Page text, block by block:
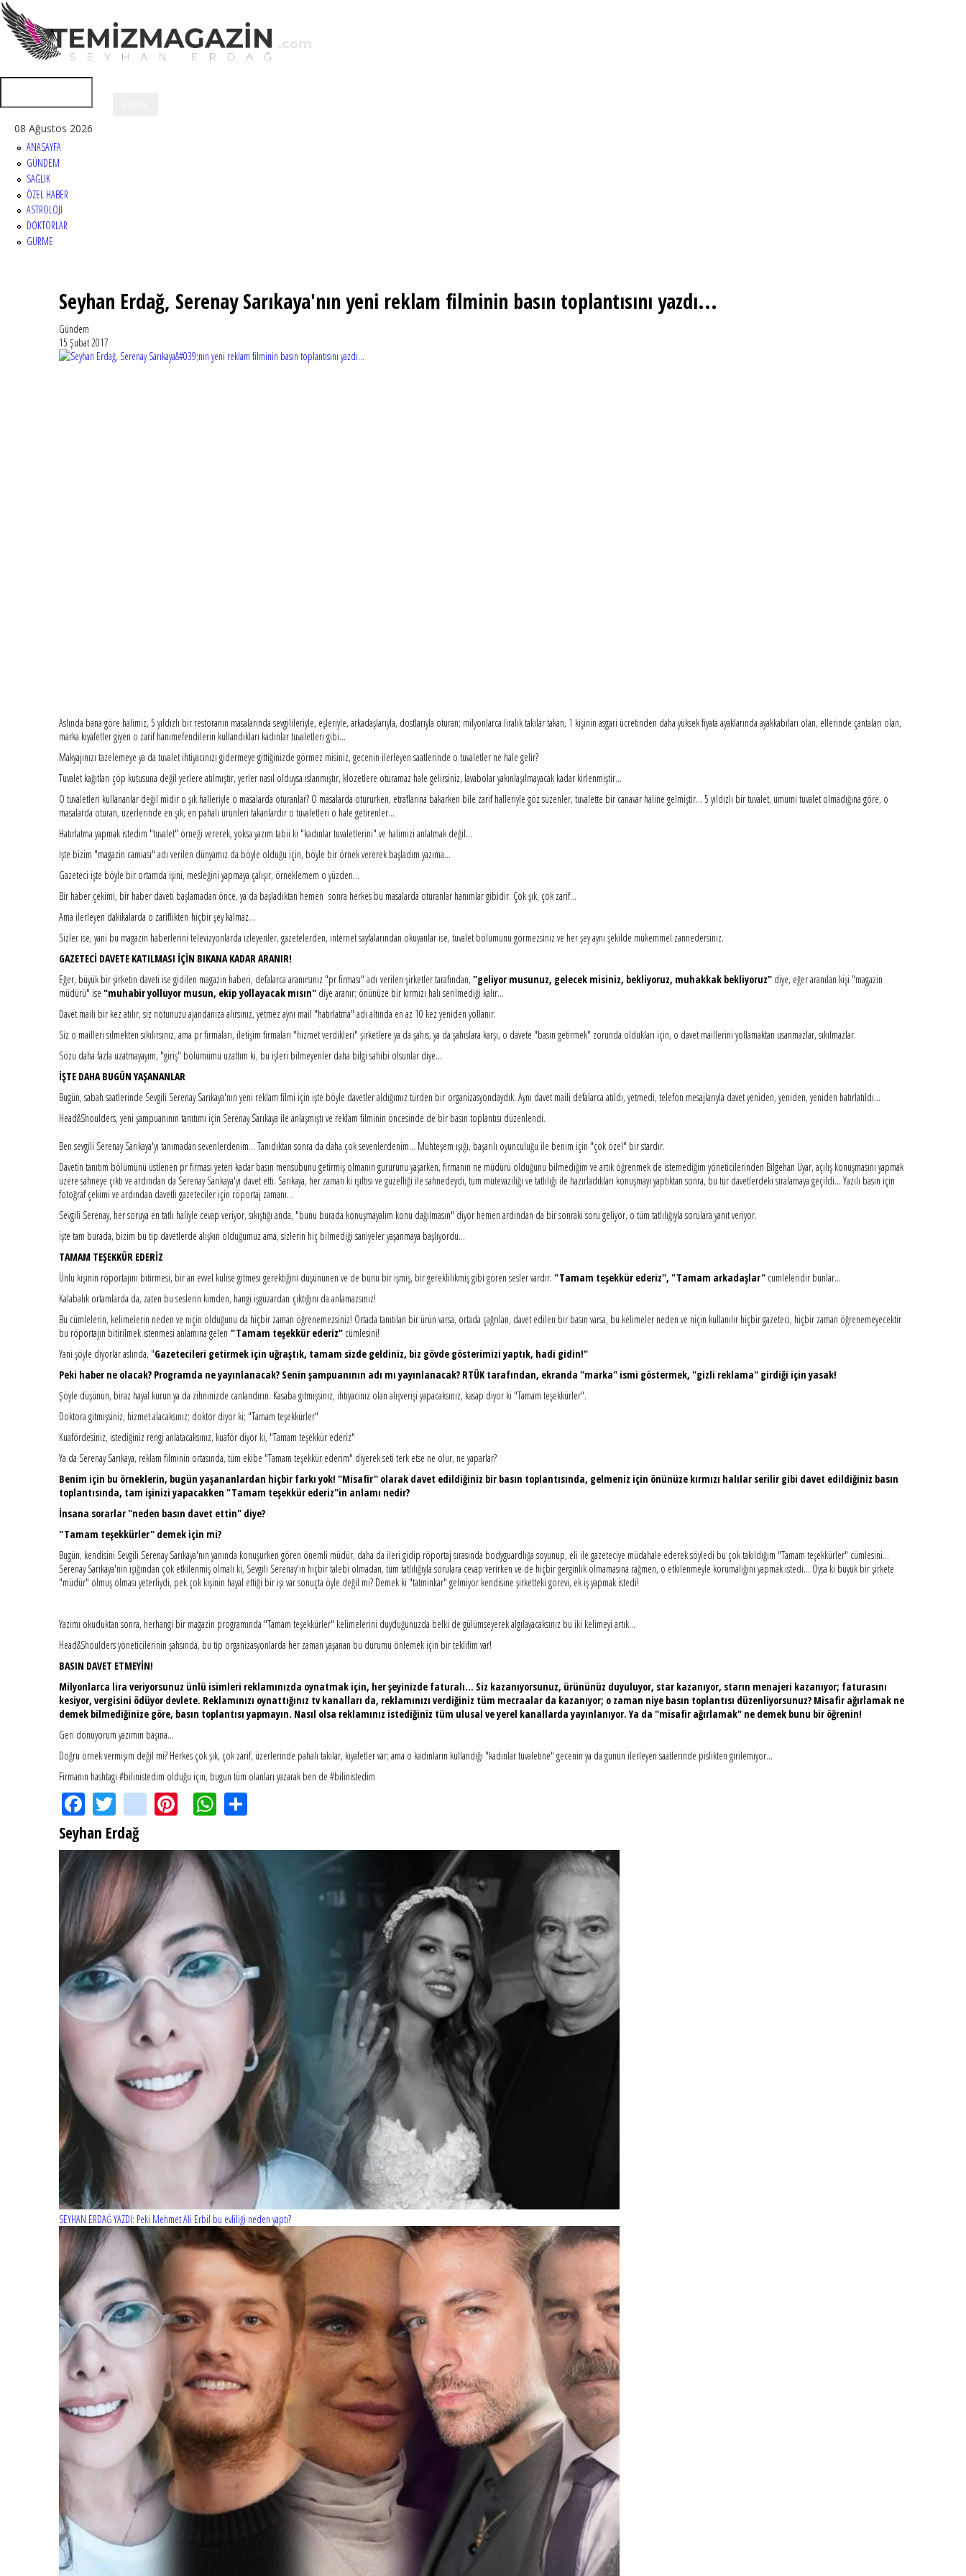
08 Ağustos 2026
ANASAYFA
GÜNDEM
SAĞLIK
ÖZEL HABER
ASTROLOJİ
DOKTORLAR
GURME
Seyhan Erdağ, Serenay Sarıkaya'nın yeni reklam filminin basın toplantısını yazdı...
Gündem
15 Şubat 2017
Aslında bana göre halimiz, 5 yıldızlı bir restoranın masalarında sevgilileriyle, eşleriyle, arkadaşlarıyla, dostlarıyla oturan; milyonlarca liralık takılar takan, 1 kişinin asgari ücretinden daha yüksek fiyata ayaklarında ayakkabıları olan, ellerinde çantaları olan,
marka kıyafetler giyen o zarif hanımefendilerin kullandıkları kadınlar tuvaletleri gibi...
Makyajınızı tazelemeye ya da tuvalet ihtiyacınızı gidermeye gittiğinizde görmez misiniz, gecenin ilerleyen saatlerinde o tuvaletler ne hale gelir?
Tuvalet kağıtları çöp kutusuna değil yerlere atılmıştır, yerler nasıl olduysa ıslanmıştır, klozetlere oturamaz hale gelirsiniz, lavabolar yakınlaşılmayacak kadar kirlenmiştir...
O tuvaletleri kullananlar değil midir o şık halleriyle o masalarda oturanlar? O masalarda otururken, etraflarına bakarken bile zarif halleriyle göz süzenler, tuvalette bir canavar haline gelmiştir... 5 yıldızlı bir tuvalet, umumi tuvalet olmadığına göre, o
masalarda oturan, üzerlerinde en şık, en pahalı ürünleri takanlardır o tuvaletleri o hale getirenler...
Hatırlatma yapmak istedim "tuvalet" örneği vererek, yoksa yazım tabii ki "kadınlar tuvaletlerini" ve halimizi anlatmak değil...
İşte bizim "magazin camiası" adı verilen dünyamız da böyle olduğu için, böyle bir örnek vererek başladım yazıma...
Gazeteci işte böyle bir ortamda işini, mesleğini yapmaya çalışır, örneklemem o yüzden...
Bir haber çekimi, bir haber daveti başlamadan önce, ya da başladıktan hemen sonra herkes bu masalarda oturanlar hanımlar gibidir. Çok şık, çok zarif...
Ama ilerleyen dakikalarda o zariflikten hiçbir şey kalmaz...
Sizler ise, yani bu magazin haberlerini televizyonlarda izleyenler, gazetelerden, internet sayfalarından okuyanlar ise, tuvalet bölümünü görmezsiniz ve her şey aynı şekilde mükemmel zannedersiniz.
GAZETECİ DAVETE KATILMASI İÇİN BIKANA KADAR ARANIR!
Eğer, büyük bir şirketin daveti ise gidilen magazin haberi, defalarca aranırsınız "pr firması" adı verilen şirketler tarafından, "geliyor musunuz, gelecek misiniz, bekliyoruz, muhakkak bekliyoruz"diye, eğer aranılan kişi "magazin
müdürü" ise "muhabir yolluyor musun, ekip yollayacak mısın"diye aranır; önünüze bir kırmızı halı serilmediği kalır...
Davet maili bir kez atılır, siz notunuzu ajandanıza alırsınız, yetmez aynı mail "hatırlatma" adı altında en az 10 kez yeniden yollanır.
Siz o mailleri silmekten sıkılırsınız, ama pr firmaları, iletişim firmaları "hizmet verdikleri" şirketlere ya da şahıs, ya da şahıslara karşı, o davete "basın getirmek" zorunda oldukları için, o davet maillerini yollamaktan usanmazlar, sıkılmazlar.
Sözü daha fazla uzatmayayım, "giriş" bölümümü uzattım ki, bu işleri bilmeyenler daha bilgi sahibi olsunlar diye...
İŞTE DAHA BUGÜN YAŞANANLAR
Bugün, sabah saatlerinde Sevgili Serenay Sarıkaya'nın yeni reklam filmi için işte böyle davetler aldığımız türden bir organizasyondaydık. Aynı davet maili defalarca atıldı, yetmedi, telefon mesajlarıyla davet yeniden, yeniden, yeniden hatırlatıldı...
Head&Shoulders, yeni şampuanının tanıtımı için Serenay Sarıkaya ile anlaşmıştı ve reklam filminin öncesinde de bir basın toplantısı düzenlendi.
Ben sevgili Serenay Sarıkaya'yı tanımadan sevenlerdenim... Tanıdıktan sonra da daha çok sevenlerdenim... Muhteşem ışığı, başarılı oyunculuğu ile benim için "çok özel" bir stardır.
Davetin tanıtım bölümünü üstlenen pr firması yeteri kadar basın mensubunu getirmiş olmanın gururunu yaşarken, firmanın ne müdürü olduğunu bilmediğim ve artık öğrenmek de istemediğim yöneticilerinden Bilgehan Uyar, açılış konuşmasını yapmak
üzere sahneye çıktı ve ardından da Serenay Sarıkaya'yı davet etti. Sarıkaya, her zaman ki ışıltısı ve güzelliği ile sahnedeydi, tüm mütevaziliği ve tatlılığı ile hazırladıkları konuşmayı yaptıktan sonra, bu tür davetlerdeki sıralamaya geçildi... Yazılı basın için
fotoğraf çekimi ve ardından davetli gazeteciler için röportaj zamanı...
Sevgili Serenay, her soruya en tatlı haliyle cevap veriyor, sıkıştığı anda, "bunu burada konuşmayalım konu dağılmasın" diyor hemen ardından da bir sonraki soru geliyor, o tüm tatlılığıyla sorulara yanıt veriyor.
İşte tam burada, bizim bu tip davetlerde alışkın olduğumuz ama, sizlerin hiç bilmediği saniyeler yaşanmaya başlıyordu...
TAMAM TEŞEKKÜR EDERİZ
Ünlü kişinin röportajını bitirmesi, bir an evvel kulise gitmesi gerektiğini düşününen ve de bunu bir işmiş, bir gereklilikmiş gibi gören sesler vardır. "Tamam teşekkür ederiz", "Tamam arkadaşlar"cümleleridir bunlar...
Kalabalık ortamlarda da, zaten bu seslerin kimden, hangi işgüzardan çıktığını da anlamazsınız!
Bu cümlelerin, kelimelerin neden ve niçin olduğunu da hiçbir zaman öğrenemezsiniz! Ortada tanıtılan bir ürün varsa, ortada çağrılan, davet edilen bir basın varsa, bu kelimeler neden ve niçin kullanılır hiçbir gazeteci, hiçbir zaman öğrenemeyecektir
bu röportajın bitirilmek istenmesi anlamına gelen "Tamam teşekkür ederiz" cümlesini!
Yani şöyle diyorlar aslında, "Gazetecileri getirmek için uğraştık, tamam sizde geldiniz, biz gövde gösterimizi yaptık, hadi gidin!"
Peki haber ne olacak? Programda ne yayınlanacak? Senin şampuanının adı mı yayınlanacak? RTÜK tarafından, ekranda "marka" ismi göstermek, "gizli reklama" girdiği için yasak!
Şöyle düşünün, biraz hayal kurun ya da zihninizde canlandırın. Kasaba gitmişsiniz, ihtiyacınız olan alışverişi yapacaksınız, kasap diyor ki "Tamam teşekkürler".
Doktora gitmişsiniz, hizmet alacaksınız; doktor diyor ki; "Tamam teşekkürler"
Kuafördesiniz, istediğiniz rengi anlatacaksınız, kuaför diyor ki, "Tamam teşekkür ederiz"
Ya da Serenay Sarıkaya, reklam filminin ortasında, tüm ekibe "Tamam teşekkür ederim" diyerek seti terk etse ne olur, ne yaparlar?
Benim için bu örneklerin, bugün yaşananlardan hiçbir farkı yok! "Misafir" olarak davet edildiğiniz bir basın toplantısında, gelmeniz için önünüze kırmızı halılar serilir gibi davet edildiğiniz basın
toplantısında, tam işinizi yapacakken "Tamam teşekkür ederiz"in anlamı nedir?
İnsana sorarlar "neden basın davet ettin" diye?
"Tamam teşekkürler" demek için mi?
Bugün, kendisini Sevgili Serenay Sarıkaya'nın yanında konuşurken gören önemli müdür, daha da ileri gidip röportaj sırasında bodyguardlığa soyunup, eli ile gazeteciye müdahale ederek söyledi bu çok takıldığım "Tamam teşekkürler" cümlesini...
Serenay Sarıkaya'nın ışığından çok etkilenmiş olmalı ki, Sevgili Serenay'ın hiçbir talebi olmadan, tüm tatlılığıyla sorulara cevap verirken ve de hiçbir gerginlik olmamasına rağmen, o etkilenmeyle korumalığını yapmak istedi... Oysa ki büyük bir şirkete
"müdür" olmuş olması yeterliydi, pek çok kişinin hayal ettiği bir işi var sonuçta öyle değil mi? Demek ki "tatminkar" gelmiyor kendisine şirketteki görevi, ek iş yapmak istedi!
Yazımı okuduktan sonra, herhangi bir magazin programında "Tamam teşekkürler" kelimelerini duyduğunuzda belki de gülümseyerek algılayacaksınız bu iki kelimeyi artık...
Head&Shoulders yöneticilerinin şahsında, bu tip organizasyonlarda her zaman yaşanan bu durumu önlemek için bir teklifim var!
BASIN DAVET ETMEYİN!
Milyonlarca lira veriyorsunuz ünlü isimleri reklamınızda oynatmak için, her şeyinizde faturalı... Siz kazanıyorsunuz, ürününüz duyuluyor, star kazanıyor, starın menajeri kazanıyor; faturasını
kesiyor, vergisini ödüyor devlete. Reklamınızı oynattığınız tv kanalları da, reklamınızı verdiğiniz tüm mecraalar da kazanıyor; o zaman niye basın toplantısı düzenliyorsunuz? Misafir ağırlamak ne
demek bilmediğinize göre, basın toplantısı yapmayın. Nasıl olsa reklamınız istediğiniz tüm ulusal ve yerel kanallarda yayınlanıyor. Ya da "misafir ağırlamak" ne demek bunu bir öğrenin!
Geri dönüyorum yazımın başına...
Doğru örnek vermişim değil mi? Herkes çok şık, çok zarif, üzerlerinde pahalı takılar, kıyafetler var; ama o kadınların kullandığı "kadınlar tuvaletine" gecenin ya da günün ilerleyen saatlerinde pislikten girilemiyor...
Firmanın hashtagi #bilinistedim olduğu için, bugün tüm olanları yazarak ben de #bilinistedim
Facebook
Twitterinstagram
PinterestWhatsApp
Share
Seyhan Erdağ
SEYHAN ERDAĞ YAZDI: Peki Mehmet Ali Erbil bu evliliği neden yaptı?